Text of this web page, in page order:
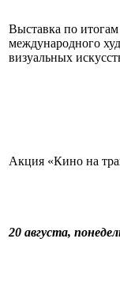
Выставка по
международного
визуальных
Акция «Кино на
20 августа,